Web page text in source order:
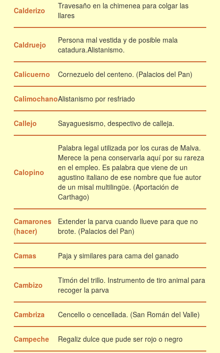
Calderizo
Travesaño en la chimenea para colgar las
llares
Caldruejo
Persona mal vestida y de posible mala
catadura.Alistanismo.
Calicuerno Cornezuelo del centeno. (Palacios del Pan)
CalimochanoAlistanismo por resfriado
Callejo Sayaguesismo, despectivo de calleja.
Calopino
Palabra legal utilizada por los curas de Malva.
Merece la pena conservarla aquí por su rareza
en el empleo. Es palabra que viene de un
agustino italiano de ese nombre que fue autor
de un misal multilingüe. (Aportación de
Carthago)
Camarones
(hacer)
Extender la parva cuando llueve para que no
brote. (Palacios del Pan)
Camas Paja y similares para cama del ganado
Cambizo
Timón del trillo. Instrumento de tiro animal para
recoger la parva
Cambriza Cencello o cencellada. (San Román del Valle)
Campeche Regaliz dulce que pude ser rojo o negro